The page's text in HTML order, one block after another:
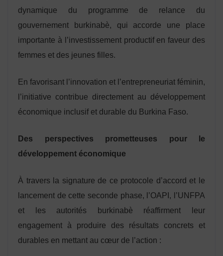
dynamique du programme de relance du
gouvernement burkinabè, qui accorde une place
importante à l’investissement productif en faveur des
femmes et des jeunes filles.
En favorisant l’innovation et l’entrepreneuriat féminin,
l’initiative contribue directement au développement
économique inclusif et durable du Burkina Faso.
Des perspectives prometteuses pour le
développement économique
À travers la signature de ce protocole d’accord et le
lancement de cette seconde phase, l’OAPI, l’UNFPA
et les autorités burkinabè réaffirment leur
engagement à produire des résultats concrets et
durables en mettant au cœur de l’action :